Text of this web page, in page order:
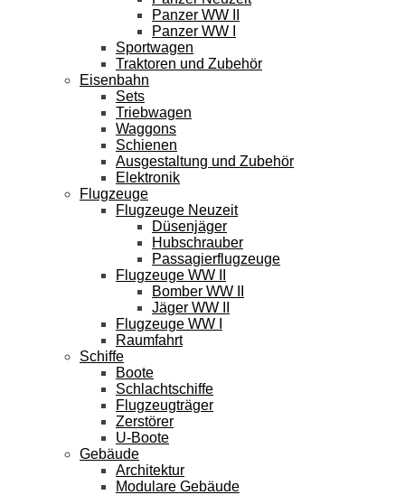
Panzer WW II
Panzer WW I
Sportwagen
Traktoren und Zubehör
Eisenbahn
Sets
Triebwagen
Waggons
Schienen
Ausgestaltung und Zubehör
Elektronik
Flugzeuge
Flugzeuge Neuzeit
Düsenjäger
Hubschrauber
Passagierflugzeuge
Flugzeuge WW II
Bomber WW II
Jäger WW II
Flugzeuge WW I
Raumfahrt
Schiffe
Boote
Schlachtschiffe
Flugzeugträger
Zerstörer
U-Boote
Gebäude
Architektur
Modulare Gebäude